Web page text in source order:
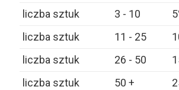
liczba sztuk
3 - 10
liczba sztuk
11 - 25
liczba sztuk
26 - 50
liczba sztuk
50 +